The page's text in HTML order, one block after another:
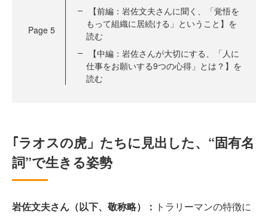
Page 5
【前編：岩佐文夫さんに聞く、「覚悟を
もって組織に居続ける」ということ】を
読む
【中編：岩佐さんが大切にする、「人に
仕事をお願いする9つの心得」とは？】を
読む
｢ラオスの虎」たちに見出した、“固有名
詞”で生きる姿勢
岩佐文夫さん（以下、敬称略）： トラリーマンの特徴に